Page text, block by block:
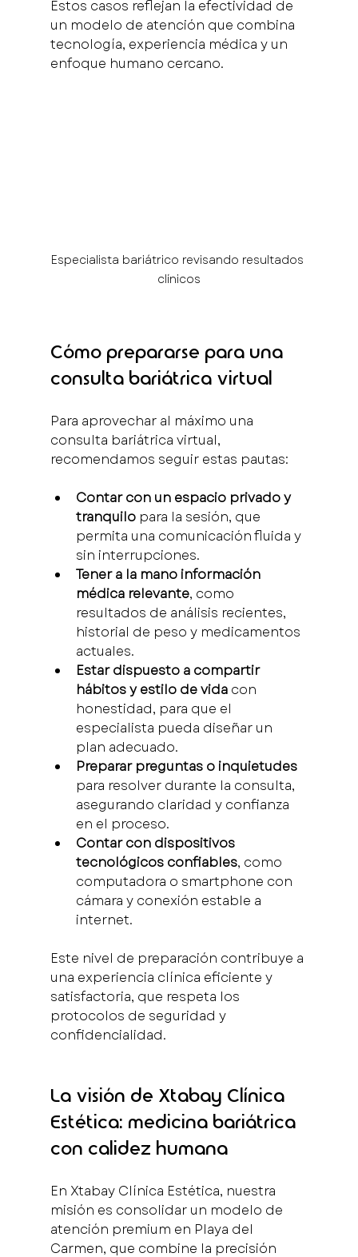
Estos casos reflejan la efectividad de
un modelo de atención que combina
tecnología, experiencia médica y un
enfoque humano cercano.
Especialista bariátrico revisando resultados
clínicos
Cómo prepararse para una
consulta bariátrica virtual
Para aprovechar al máximo una
consulta bariátrica virtual,
recomendamos seguir estas pautas:
Contar con un espacio privado y
tranquilo para la sesión, que
permita una comunicación fluida y
sin interrupciones.
Tener a la mano información
médica relevante, como
resultados de análisis recientes,
historial de peso y medicamentos
actuales.
Estar dispuesto a compartir
hábitos y estilo de vida con
honestidad, para que el
especialista pueda diseñar un
plan adecuado.
Preparar preguntas o inquietudes
para resolver durante la consulta,
asegurando claridad y confianza
en el proceso.
Contar con dispositivos
tecnológicos confiables, como
computadora o smartphone con
cámara y conexión estable a
internet.
Este nivel de preparación contribuye a
una experiencia clínica eficiente y
satisfactoria, que respeta los
protocolos de seguridad y
confidencialidad.
La visión de Xtabay Clínica
Estética: medicina bariátrica
con calidez humana
En Xtabay Clínica Estética, nuestra
misión es consolidar un modelo de
atención premium en Playa del
Carmen, que combine la precisión